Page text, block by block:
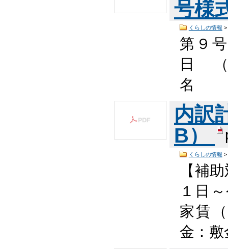
号様
くらしの情報 >
第９
日 （
内訳
B）
くらしの情報 >
【補
１日
家賃
金：